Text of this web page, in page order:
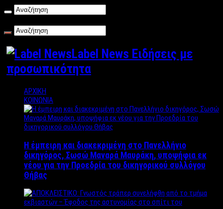
Label News Ειδήσεις με
προσωπικότητα
ΑΡΧΙΚΗ
ΚΟΙΝΩΝΙΑ
Η έμπειρη και διακεκριμένη στο Πανελλήνιο
δικηγόρος, Σωσώ Μαναρά Μαυράκη, υποψήφια εκ
νέου για την Προεδρία του δικηγορικού συλλόγου
Θήβας